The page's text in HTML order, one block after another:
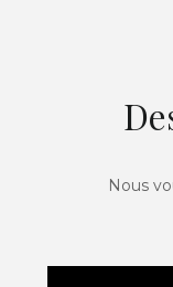
Nous